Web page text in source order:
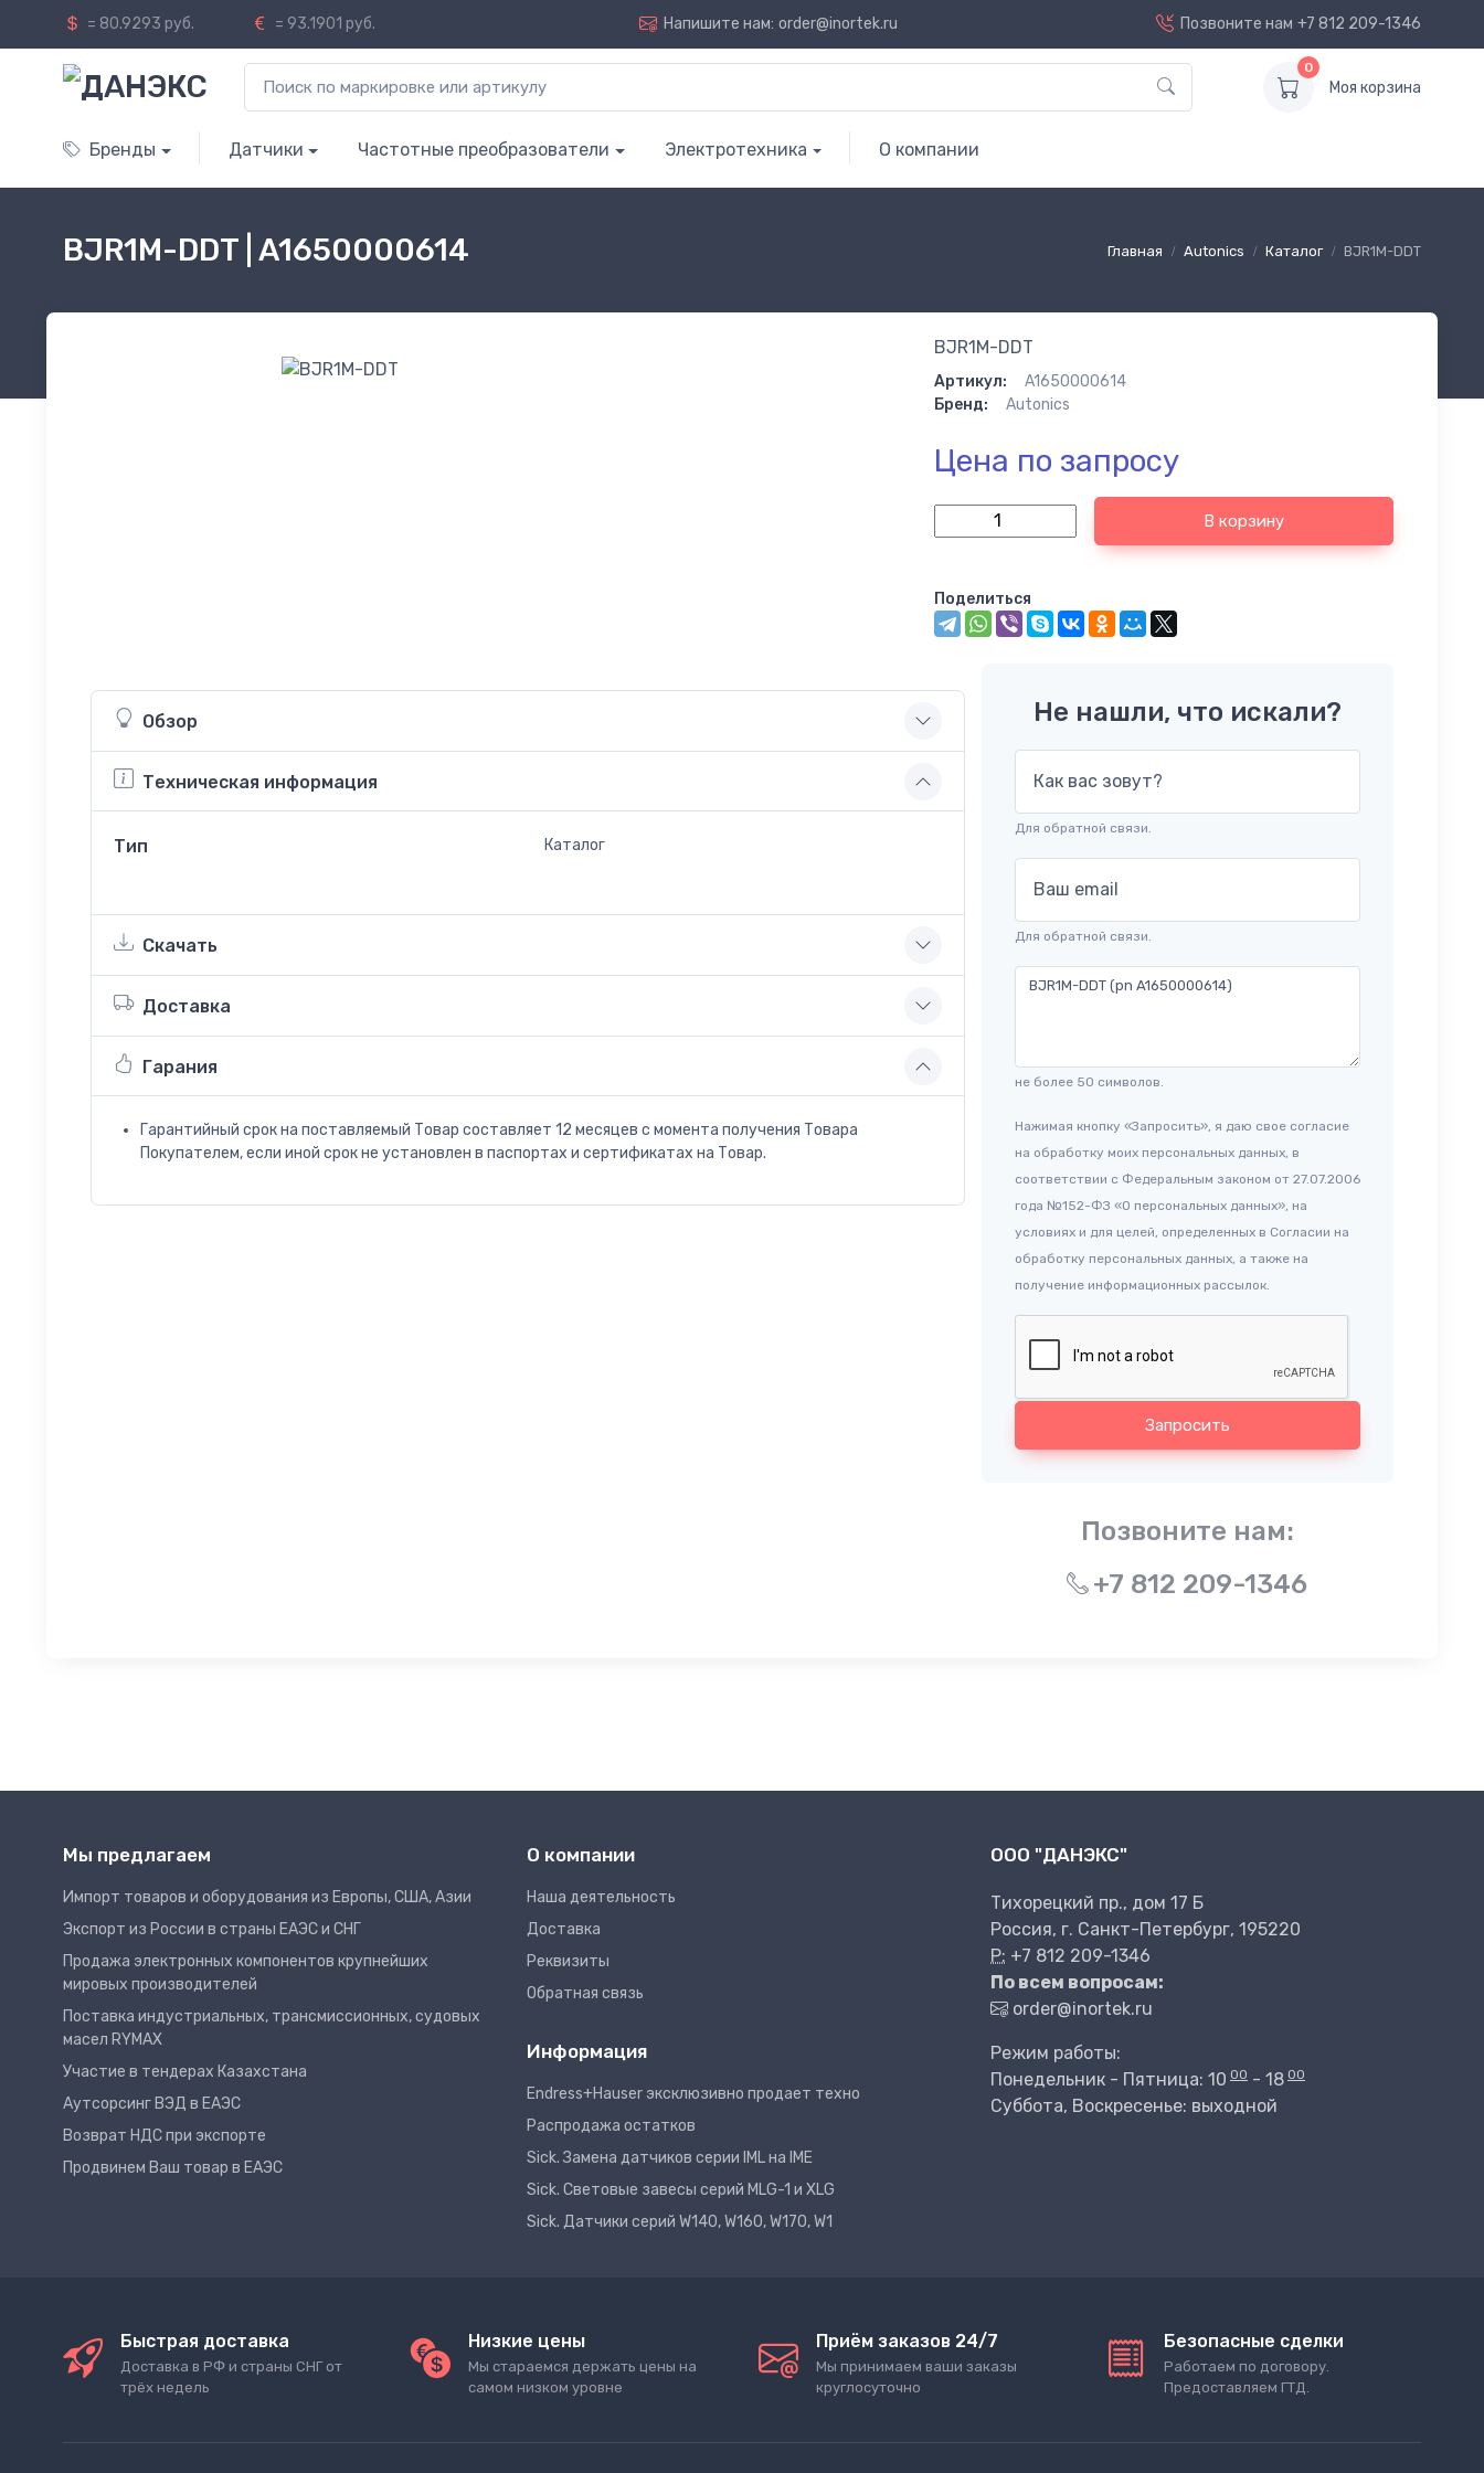
= 80.9293 руб. = 93.1901 руб. Напишите нам: order@inortek.ru Позвоните нам +7 812 209-1346
0
Моя корзина
Бренды Датчики Частотные преобразователи Электротехника О компании
Главная Autonics Каталог BJR1M-DDT
BJR1M-DDT | A1650000614
BJR1M-DDT
Артикул:
A1650000614
Бренд:
Autonics
Цена по запросу
В корзину
Поделиться
Обзор
Техническая информация
Тип Каталог
Скачать
Доставка
Гарания
Гарантийный срок на поставляемый Товар составляет 12 месяцев с момента получения Товара
Покупателем, если иной срок не установлен в паспортах и сертификатах на Товар.
Не нашли, что искали?
Как вас зовут?
Для обратной связи.
Ваш email
Для обратной связи.
не более 50 символов.
Нажимая кнопку «Запросить», я даю свое согласие
на обработку моих персональных данных, в
соответствии с Федеральным законом от 27.07.2006
года №152-ФЗ «О персональных данных», на
условиях и для целей, определенных в Согласии на
обработку персональных данных, а также на
получение информационных рассылок.
Запросить
Позвоните нам:
+7 812 209-1346
Мы предлагаем
Импорт товаров и оборудования из Европы, США, Азии
Экспорт из России в страны ЕАЭС и СНГ
Продажа электронных компонентов крупнейших
мировых производителей
Поставка индустриальных, трансмиссионных, судовых
масел RYMAX
Участие в тендерах Казахстана
Аутсорсинг ВЭД в ЕАЭС
Возврат НДС при экспорте
Продвинем Ваш товар в ЕАЭС
О компании
Наша деятельность
Доставка
Реквизиты
Обратная связь
Информация
Endress+Hauser эксклюзивно продает техно
Распродажа остатков
Sick. Замена датчиков серии IML на IME
Sick. Световые завесы серий MLG-1 и XLG
Sick. Датчики серий W140, W160, W170, W1
ООО "ДАНЭКС"
Тихорецкий пр., дом 17 Б
Россия, г. Санкт-Петербург, 195220
P: +7 812 209-1346
По всем вопросам:
order@inortek.ru
Режим работы:
Понедельник - Пятница: 10 00 - 18 00
Суббота, Воскресенье: выходной
Быстрая доставка
Доставка в РФ и страны СНГ от
трёх недель
Низкие цены
Мы стараемся держать цены на
самом низком уровне
Приём заказов 24/7
Мы принимаем ваши заказы
круглосуточно
Безопасные сделки
Работаем по договору.
Предоставляем ГТД.